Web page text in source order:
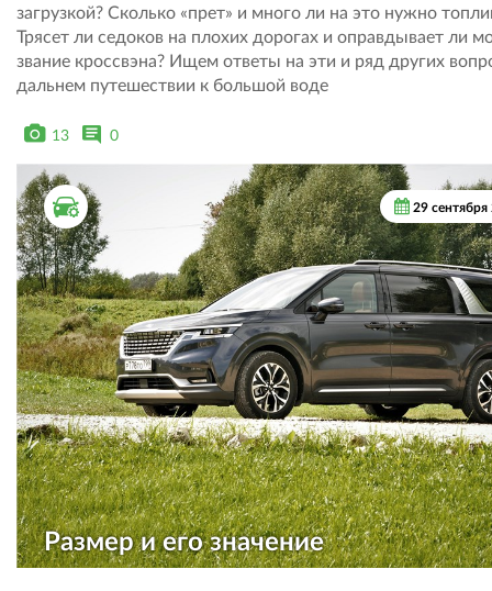
загрузкой? Сколько «прет» и много ли на это нужно
Трясет ли седоков на плохих дорогах и оправдывает ли
звание кроссвэна? Ищем ответы на эти и ряд других
дальнем путешествии к большой воде
13 0
ТЕСТ ДРАЙВ 29 сентября
Размер и его значение